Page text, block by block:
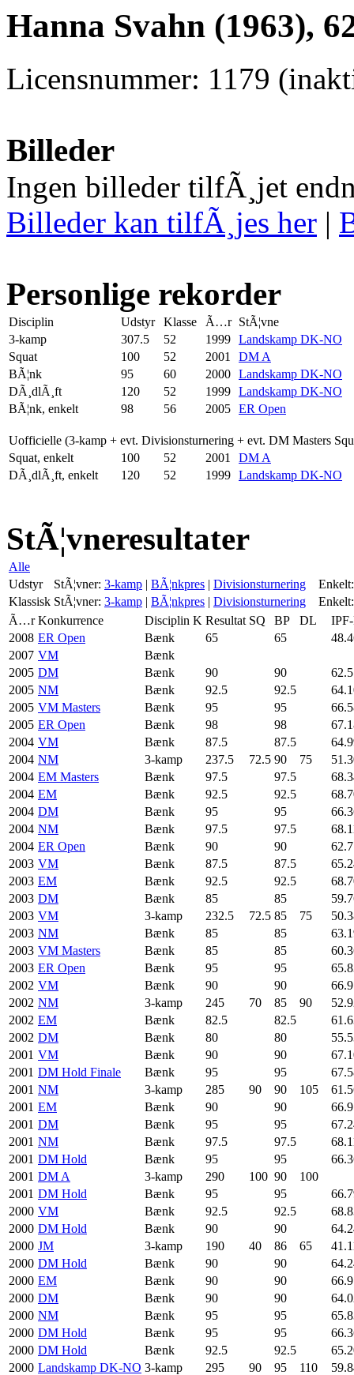
Hanna Svahn (1963),
Licensnummer: 1179
Billeder
Ingen billeder tilfÃ¸jet
Billeder kan tilfÃ¸jes her |
Personlige rekorder
Disciplin Udstyr Klasse Ã…r StÃ¦vne
3-kamp
307.5 52 1999 Landskamp DK-NO
Squat
100 52 2001
DM A
BÃ¦nk
95 60 2000 Landskamp DK-NO
DÃ¸dlÃ¸ft
120 52 1999 Landskamp DK-NO
BÃ¦nk, enkelt
98 56 2005 ER Open
Uofficielle (3-kamp + evt. Divisionsturnering + evt. DM Masters
Squat, enkelt
100 52 2001
DM A
DÃ¸dlÃ¸ft, enkelt
120 52 1999 Landskamp DK-NO
StÃ¦vneresultater
Alle
Udstyr
StÃ¦vner: 3-kamp | BÃ¦nkpres | Divisionsturnering
Enkelt:
Klassisk StÃ¦vner: 3-kamp | BÃ¦nkpres | Divisionsturnering
Enkelt:
Ã…r Konkurrence Disciplin K Resultat SQ BP DL
2008 ER Open Bænk 65 65
2007 VM
Bænk
2005 DM Bænk 90 90
2005 NM Bænk 92.5 92.5
2005 VM Masters Bænk 95 95
2005 ER Open Bænk 98 98
2004 VM Bænk 87.5 87.5
2004 NM 3-kamp 237.5 72.5 90 75
2004 EM Masters Bænk 97.5 97.5
2004 EM Bænk 92.5 92.5
2004 DM Bænk 95 95
2004 NM Bænk 97.5 97.5
2004 ER Open Bænk 90 90
2003 VM Bænk 87.5 87.5
2003 EM Bænk 92.5 92.5
2003 DM Bænk 85 85
2003 VM 3-kamp 232.5 72.5 85 75
2003 NM Bænk 85 85
2003 VM Masters Bænk 85 85
2003 ER Open Bænk 95 95
2002 VM Bænk 90 90
2002 NM 3-kamp 245 70 85 90
2002 EM Bænk 82.5 82.5
2002 DM Bænk 80 80
2001 VM Bænk 90 90
2001 DM Hold Finale Bænk 95 95
2001 NM 3-kamp 285 90 90 105
2001 EM Bænk 90 90
2001 DM Bænk 95 95
2001 NM Bænk 97.5 97.5
2001 DM Hold Bænk 95 95
2001 DM A 3-kamp 290 100 90
100
2001 DM Hold Bænk 95 95
2000 VM Bænk 92.5 92.5
2000 DM Hold Bænk 90 90
2000 JM 3-kamp 190 40 86 65
2000 DM Hold Bænk 90 90
2000 EM Bænk 90 90
2000 DM Bænk 90 90
2000 NM Bænk 95 95
2000 DM Hold Bænk 95 95
2000 DM Hold Bænk 92.5 92.5
2000 Landskamp DK-NO 3-kamp 295 90 95 110